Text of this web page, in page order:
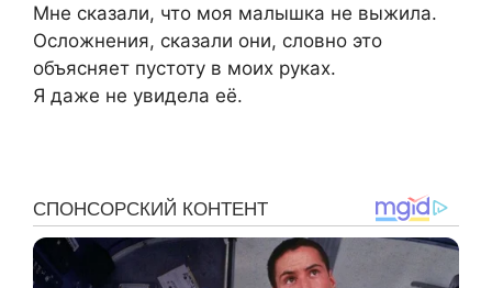
Мне сказали, что моя малышка не выжила.
Осложнения, сказали они, словно это
объясняет пустоту в моих руках.
Я даже не увидела её.